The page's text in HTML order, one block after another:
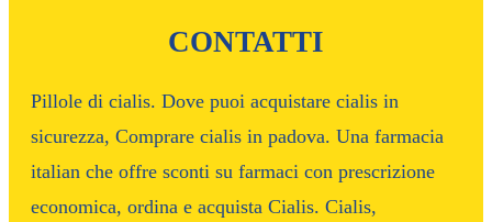
CONTATTI
Pillole di cialis. Dove puoi acquistare cialis in
sicurezza, Comprare cialis in padova. Una farmacia
italian che offre sconti su farmaci con prescrizione
economica, ordina e acquista Cialis. Cialis,